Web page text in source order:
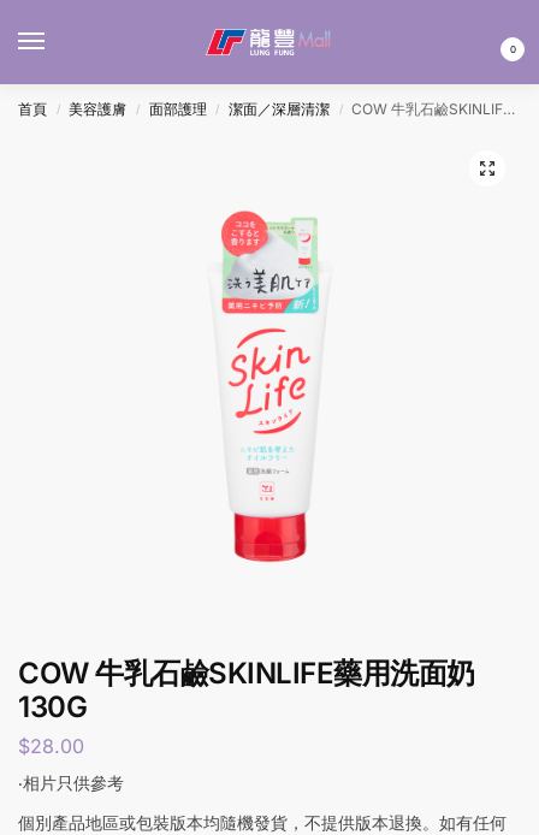
0
首頁 / 美容護膚 / 面部護理 / 潔面／深層清潔 / COW 牛乳石鹼SKINLIFE藥用洗面奶 130G
COW 牛乳石鹼SKINLIFE藥用洗面奶
130G
$28.00
‧相片只供參考
個別產品地區或包裝版本均隨機發貨，不提供版本退換。如有任何